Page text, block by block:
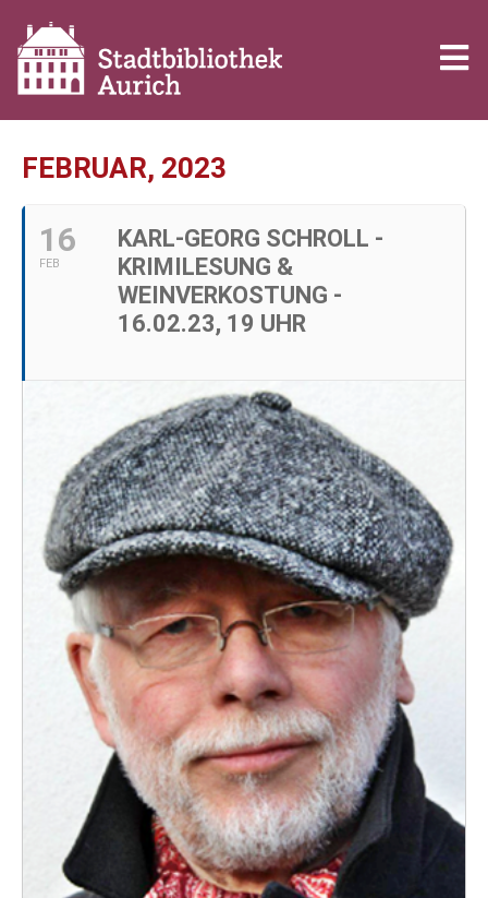
FEBRUAR, 2023
16
FEB
KARL-GEORG SCHROLL -
KRIMILESUNG &
WEINVERKOSTUNG -
16.02.23, 19 UHR